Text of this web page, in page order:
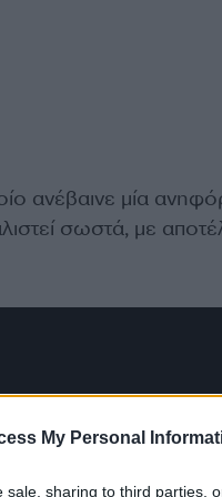
My Personal
sale, sharing to third parties,
ανέβαινε μία
σωστά, με